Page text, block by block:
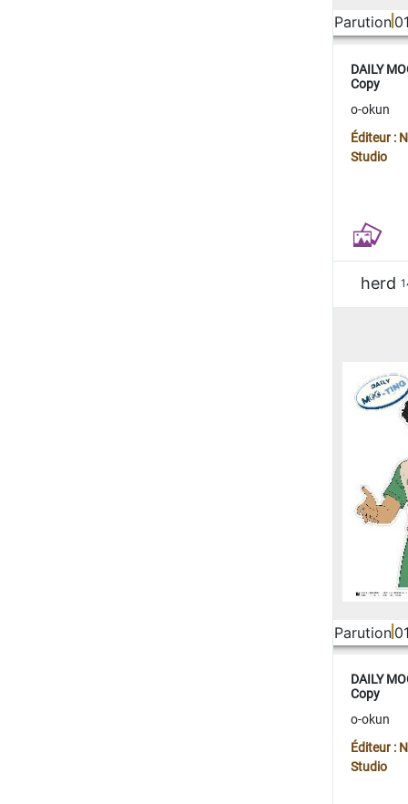
Parution
DAILY
Copy
o-okun
Éditeur :
Studio
herd
Parution
DAILY
Copy
o-okun
Éditeur :
Studio